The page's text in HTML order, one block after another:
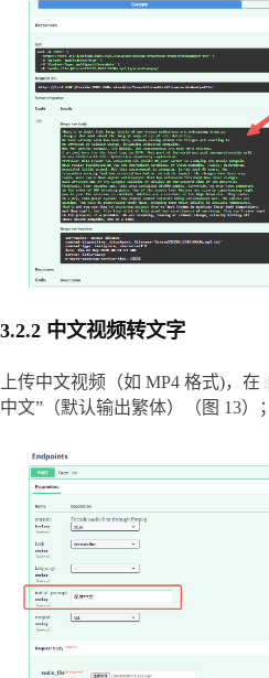
3.2.2 中文视频转文字
上传中文视频（如 MP4 格式)，在
中文”（默认输出繁体）（图 13）；